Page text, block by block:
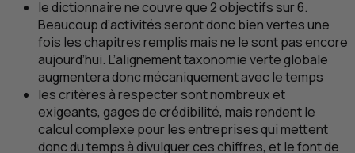
le dictionnaire ne couvre que 2 objectifs sur 6.
Beaucoup d’activités seront donc bien vertes une
fois les chapitres remplis mais ne le sont pas encore
aujourd’hui. L’alignement taxonomie verte globale
augmentera donc mécaniquement avec le temps
les critères à respecter sont nombreux et
exigeants, gages de crédibilité, mais rendent le
calcul complexe pour les entreprises qui mettent
donc du temps à divulguer ces chiffres, et le font de